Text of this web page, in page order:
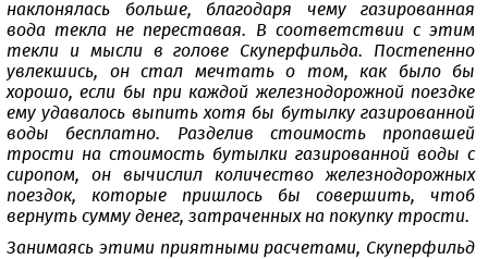
наклонялась больше, благодаря чему газированная
вода текла не переставая. В соответствии с этим
текли и мысли в голове Скуперфильда. Постепенно
увлекшись, он стал мечтать о том, как было бы
хорошо, если бы при каждой железнодорожной поездке
ему удавалось выпить хотя бы бутылку газированной
воды бесплатно. Разделив стоимость пропавшей
трости на стоимость бутылки газированной воды с
сиропом, он вычислил количество железнодорожных
поездок, которые пришлось бы совершить, чтоб
вернуть сумму денег, затраченных на покупку трости.
Занимаясь этими приятными расчетами, Скуперфильд